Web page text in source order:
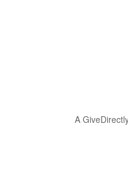
A